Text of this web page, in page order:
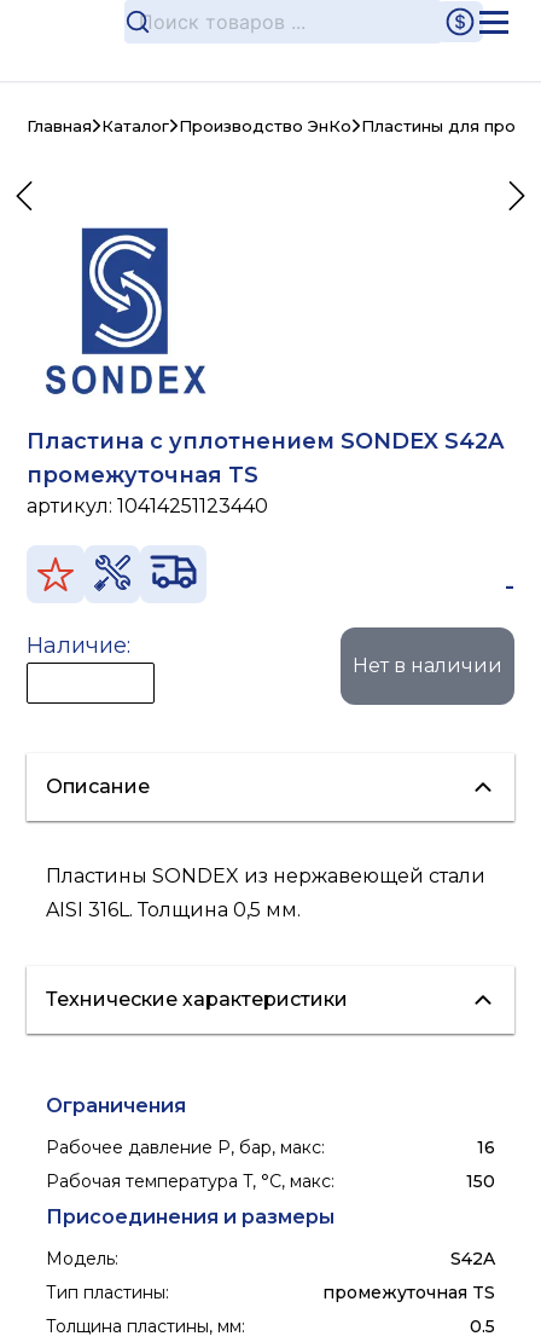
Главная Каталог Производство ЭнКо Пластины для
Пластина с уплотнением SONDEX S42A
промежуточная TS
артикул:10414251123440
-
Наличие:
Нет в наличии
Описание
Пластины SONDEX из нержавеющей стали
AISI 316L. Толщина 0,5 мм.
Технические характеристики
Ограничения
Рабочее давление P, бар, макс:
16
Рабочая температура T, °C, макс: 150
Присоединения и размеры
Модель:
S42A
Тип пластины:
промежуточная TS
Толщина пластины, мм: 0.5